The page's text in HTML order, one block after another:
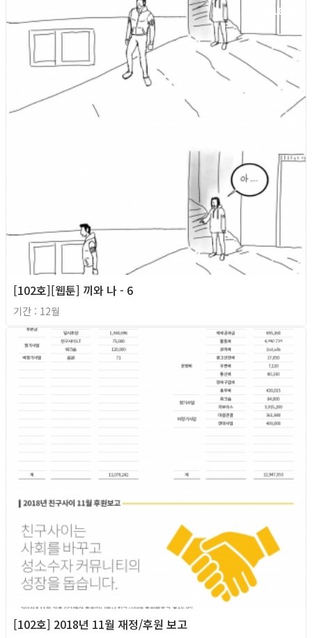
2018년
[102호][웹툰] 끼와 나 - 6
기간 : 12월
2018년
[102호] 2018년 11월 재정/후원 보고